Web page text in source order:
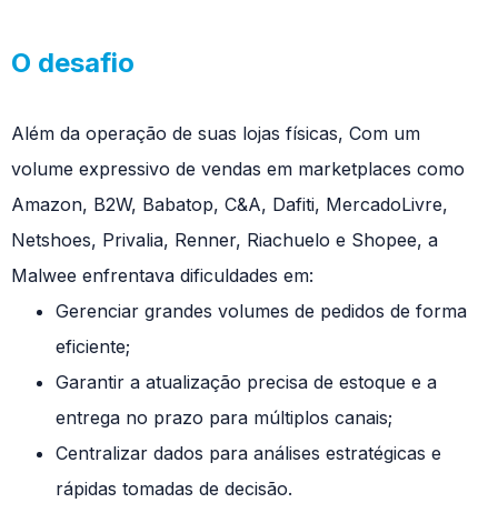
O desafio
Além da operação de suas lojas físicas, Com um
volume expressivo de vendas em marketplaces como
Amazon, B2W, Babatop, C&A, Dafiti, MercadoLivre,
Netshoes, Privalia, Renner, Riachuelo e Shopee, a
Malwee enfrentava dificuldades em:
Gerenciar grandes volumes de pedidos de forma
eficiente;
Garantir a atualização precisa de estoque e a
entrega no prazo para múltiplos canais;
Centralizar dados para análises estratégicas e
rápidas tomadas de decisão.